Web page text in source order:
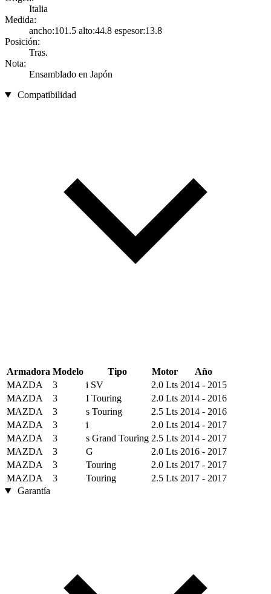
Italia
Medida:
ancho:101.5 alto:44.8 espesor:13.8
Posición:
Tras.
Nota:
Ensamblado en Japón
Compatibilidad
Armadora Modelo Tipo Motor
Año
MAZDA
3 i SV 2.0 Lts 2014 - 2015
MAZDA
3 I Touring 2.0 Lts 2014 - 2016
MAZDA
3 s Touring 2.5 Lts 2014 - 2016
MAZDA
3 i 2.0 Lts 2014 - 2017
MAZDA
3 s Grand Touring 2.5 Lts 2014 - 2017
MAZDA
3 G 2.0 Lts 2016 - 2017
MAZDA
3 Touring 2.0 Lts 2017 - 2017
MAZDA
3 Touring 2.5 Lts 2017 - 2017
Garantía